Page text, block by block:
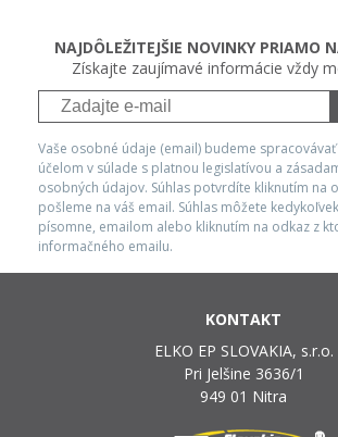
NAJDÔLEŽITEJŠIE NOVINKY PRIAMO
Získajte zaujímavé informácie vždy
Vaše osobné údaje (email) budeme
účelom v súlade s platnou legislatívou a
osobných údajov. Súhlas potvrdíte kliknutím na
pošleme na váš email. Súhlas môžete
písomne, emailom alebo kliknutím na odkaz z
informačného emailu.
KONTAKT
ELKO EP SLOVAKIA, s.r.o.
Pri Jelšine 3636/1
949 01 Nitra